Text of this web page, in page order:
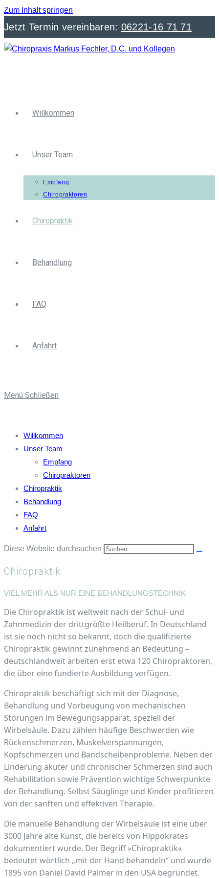
Zum Inhalt springen
Jetzt Termin vereinbaren: 06221-16 71 71
Willkommen
Unser Team
Empfang
Chiropraktoren
Chiropraktik
Behandlung
FAQ
Anfahrt
Menü Schließen
Willkommen
Unser Team
Empfang
Chiropraktoren
Chiropraktik
Behandlung
FAQ
Anfahrt
Diese Website durchsuchen
Chiropraktik
VIEL MEHR ALS NUR EINE BEHANDLUNGSTECHNIK
Die Chiropraktik ist weltweit nach der Schul- und
Zahnmedizin der drittgrößte Heilberuf. In Deutschland
ist sie noch nicht so bekannt, doch die qualifizierte
Chiropraktik gewinnt zunehmend an Bedeutung –
deutschlandweit arbeiten erst etwa 120 Chiropraktoren,
die über eine fundierte Ausbildung verfügen.
Chiropraktik beschäftigt sich mit der Diagnose,
Behandlung und Vorbeugung von mechanischen
Störungen im Bewegungsapparat, speziell der
Wirbelsäule. Dazu zählen häufige Beschwerden wie
Rückenschmerzen, Muskelverspannungen,
Kopfschmerzen und Bandscheibenprobleme. Neben der
Linderung akuter und chronischer Schmerzen sind auch
Rehabilitation sowie Prävention wichtige Schwerpunkte
der Behandlung. Selbst Säuglinge und Kinder profitieren
von der sanften und effektiven Therapie.
Die manuelle Behandlung der Wirbelsäule ist eine über
3000 Jahre alte Kunst, die bereits von Hippokrates
dokumentiert wurde. Der Begriff »Chiropraktik«
bedeutet wörtlich „mit der Hand behandeln“ und wurde
1895 von Daniel David Palmer in den USA begründet.